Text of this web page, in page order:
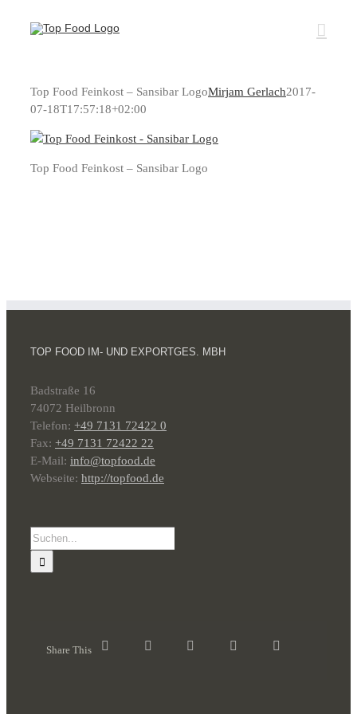
Inhalt
Top Food Feinkost – Sansibar LogoMirjam Gerlach2017-
07-18T17:57:18+02:00
Top Food Feinkost – Sansibar Logo
TOP FOOD IM- UND EXPORTGES. MBH
Badstraße 16
74072 Heilbronn
Telefon: +49 7131 72422 0
Fax: +49 7131 72422 22
E-Mail: info@topfood.de
Webseite: http://topfood.de
Suche
nach:
Share This